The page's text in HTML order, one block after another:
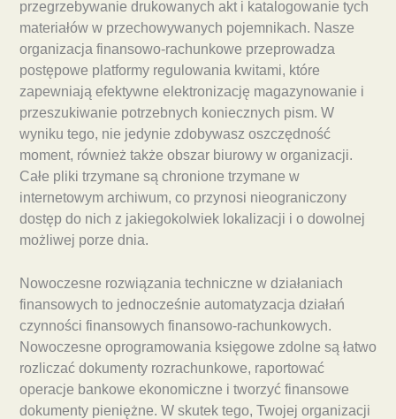
przegrzebywanie drukowanych akt i katalogowanie tych
materiałów w przechowywanych pojemnikach. Nasze
organizacja finansowo-rachunkowe przeprowadza
postępowe platformy regulowania kwitami, które
zapewniają efektywne elektronizację magazynowanie i
przeszukiwanie potrzebnych koniecznych pism. W
wyniku tego, nie jedynie zdobywasz oszczędność
moment, również także obszar biurowy w organizacji.
Całe pliki trzymane są chronione trzymane w
internetowym archiwum, co przynosi nieograniczony
dostęp do nich z jakiegokolwiek lokalizacji i o dowolnej
możliwej porze dnia.
Nowoczesne rozwiązania techniczne w działaniach
finansowych to jednocześnie automatyzacja działań
czynności finansowych finansowo-rachunkowych.
Nowoczesne oprogramowania księgowe zdolne są łatwo
rozliczać dokumenty rozrachunkowe, raportować
operacje bankowe ekonomiczne i tworzyć finansowe
dokumenty pieniężne. W skutek tego, Twojej organizacji